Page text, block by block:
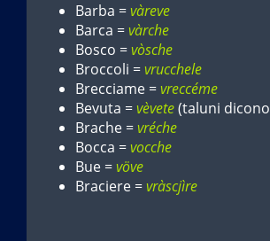
Barba =vàreve
Barca =vàrche
Bosco =vòsche
Broccoli =vrucchele
Brecciame =vreccéme
Bevuta =vèvete(taluni dicono
Brache =vréche
Bocca =vocche
Bue =vöve
Braciere =vràscjìre